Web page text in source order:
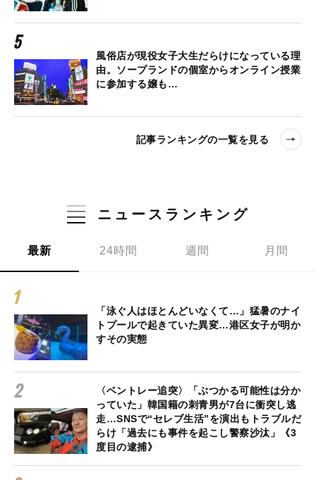
風俗店が現役女子大生だらけになっている理
由。ソープランドの個室からオンライン授業
に参加する嬢も…
記事ランキングの一覧を見る
ニュースランキング
最新 24時間 週間 月間
「泳ぐ人はほとんどいなくて…」猛暑のナイ
トプールで起きていた異変…港区女子が明か
すその実態
〈ベントレー追突〉「ぶつかる可能性は分か
っていた」韓国籍の刺青男が7台に衝突し逃
走…SNSで“セレブ生活”を演出もトラブルだ
らけ「過去にも事件を起こし警察沙汰」《3
度目の逮捕》